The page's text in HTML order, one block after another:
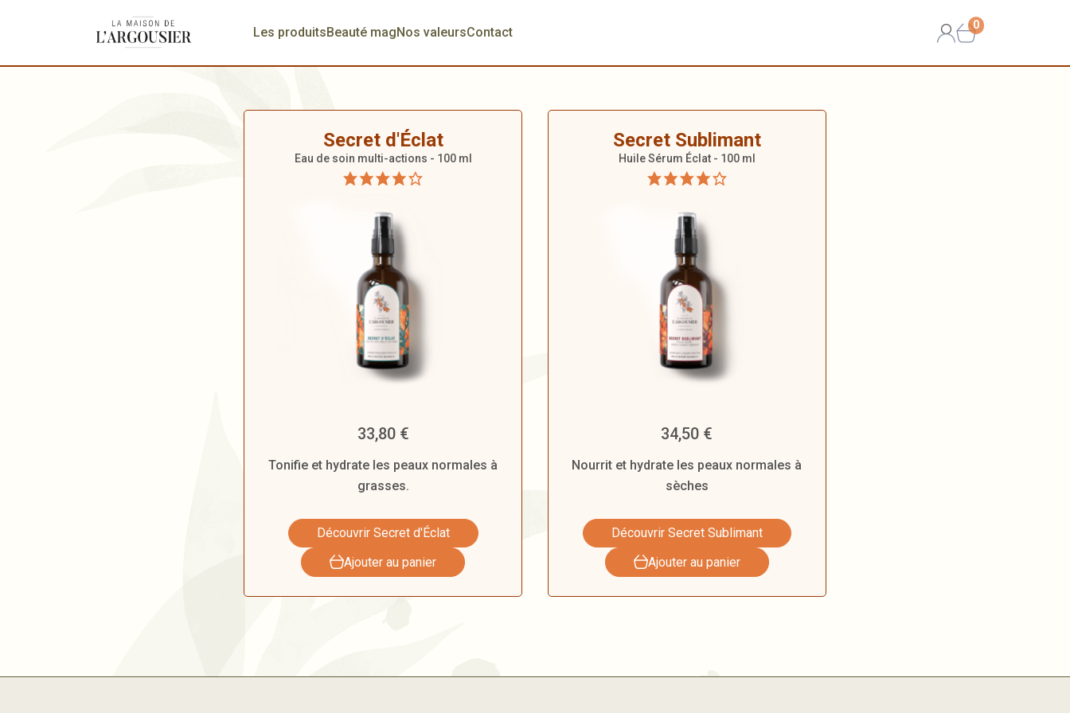
Les produitsBeauté magNos valeursContact
0
Secret d'Éclat
Eau de soin multi-actions - 100 ml
33,80 €
Tonifie et hydrate les peaux normales à
grasses.
Découvrir Secret d'Éclat
Ajouter au panier
Secret Sublimant
Huile Sérum Éclat - 100 ml
34,50 €
Nourrit et hydrate les peaux normales à
sèches
Découvrir Secret Sublimant
Ajouter au panier